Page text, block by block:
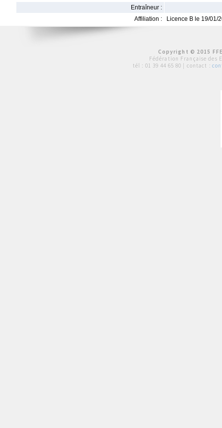
Entraîneur :
Affiliation :
Licence B le 19/01/
Copyright © 2015
Fédération Française des
tél : 01 39 44 65 80 | contact :